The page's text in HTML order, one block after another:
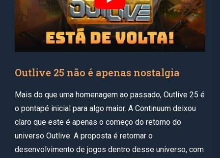
Outlive 25 não é apenas nostalgia
Mais do que uma homenagem ao passado, Outlive 25 é
o pontapé inicial para algo maior. A Continuum deixou
claro que este é apenas o começo do retorno do
universo Outlive. A proposta é retomar o
desenvolvimento de jogos dentro desse universo, com